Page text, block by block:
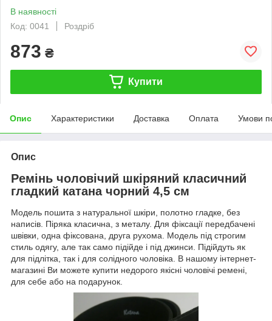
В наявності
Код: 0041
Роздріб
873 ₴
Купити
Опис Характеристики Доставка Оплата Умови
Опис
Ремінь чоловічий шкіряний класичний
гладкий катана чорний 4,5 см
Модель пошита з натуральної шкіри, полотно гладке, без
написів. Піряка класична, з металу. Для фіксації передбачені
швівки, одна фіксована, друга рухома. Модель під строгим
стиль одягу, але так само підійде і під джинси. Підійдуть як
для підлітка, так і для солідного чоловіка. В нашому інтернет-
магазині Ви можете купити недорого якісні чоловічі ремені,
для себе або на подарунок.